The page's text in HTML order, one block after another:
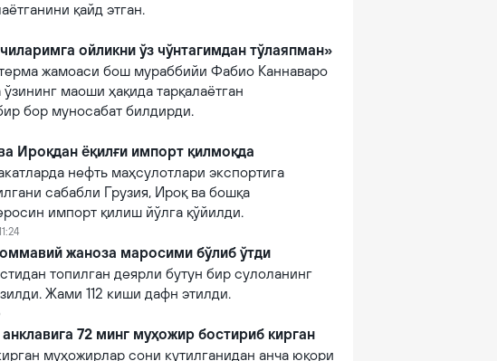
қайд этган.
ойликни ўз чўнтагимдан тўлаяпман»
жамоаси бош мураббийи Фабио Каннаваро
маоши ҳақида тарқалаётган
бор муносабат билдирди.
Ироқдан ёқилғи импорт қилмоқда
нефть маҳсулотлари экспортига
сабабли Грузия, Ироқ ва бошқа
импорт қилиш йўлга қўйилди.
оммавий жаноза маросими бўлиб ўтди
топилган деярли бутун бир сулоланинг
Жами 112 киши дафн этилди.
72 минг муҳожир бостириб кирган
муҳожирлар сони кутилганидан анча юқори